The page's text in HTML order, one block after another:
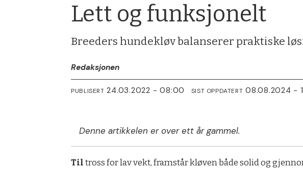
Lett og funksjonelt
Breeders hundekløv balanserer praktiske
Redaksjonen
PUBLISERT 24.03.2022 - 08:00 SIST OPPDATERT 08.08.2024 -
Denne artikkelen er over ett år gammel.
Tiltross for lav vekt, framstår kløven både solid og